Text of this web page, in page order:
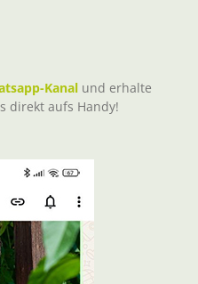
Kanal und erhalte
direkt aufs Handy!